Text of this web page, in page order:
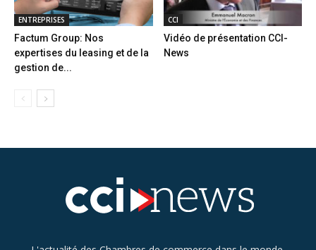
ENTREPRISES
Factum Group: Nos
expertises du leasing et de la
gestion de...
CCI
Vidéo de présentation CCI-
News